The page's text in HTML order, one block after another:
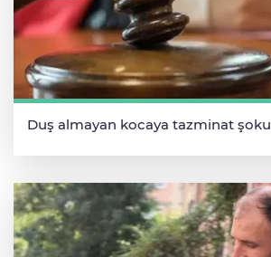
Duş almayan kocaya tazminat şoku